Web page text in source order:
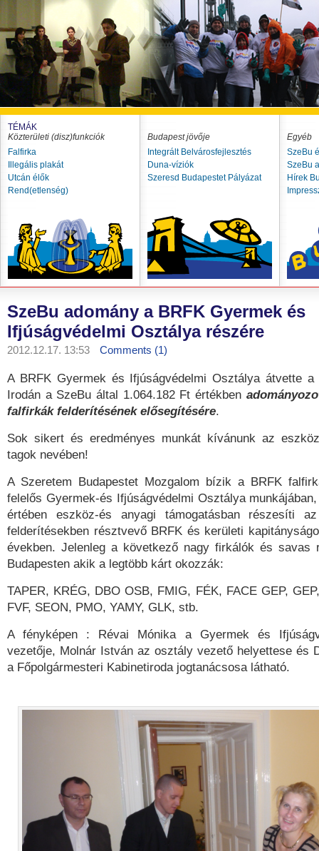
TÉMÁK
Közterületi (disz)funkciók
Falfirka
Illegális plakát
Utcán élők
Rend(etlenség)
Budapest jövője
Integrált Belvárosfejlesztés
Duna-víziók
Szeresd Budapestet Pályázat
Egyéb
SzeBu
SzeBu
Hírek
SzeBu adomány a BRFK Gyermek és
Ifjúságvédelmi Osztálya részére
2012.12.17. 13:53 Comments (1)
A BRFK Gyermek és Ifjúságvédelmi Osztálya átvette a
Irodán a SzeBu által 1.064.182 Ft értékben
falfirkák felderítésének elősegítésére.
Sok sikert és eredményes munkát kívánunk az
tagok nevében!
A Szeretem Budapestet Mozgalom bízik a BRFK
felelős Gyermek-és Ifjúságvédelmi Osztálya
értében eszköz-és anyagi támogatásban részesíti
felderítésekben résztvevő BRFK és kerületi
években. Jelenleg a következő nagy firkálók és savas
Budapesten akik a legtöbb kárt okozzák:
TAPER, KRÉG, DBO OSB, FMIG, FÉK, FACE GEP,
FVF, SEON, PMO, YAMY, GLK, stb.
A fényképen : Révai Mónika a Gyermek és
vezetője, Molnár István az osztály vezető helyettese és
a Főpolgármesteri Kabinetiroda jogtanácsosa látható.